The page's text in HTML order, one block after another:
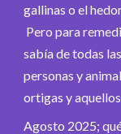
gallinas o el
Pero para
sabía de todas
personas y
ortigas y
Agosto 2025;